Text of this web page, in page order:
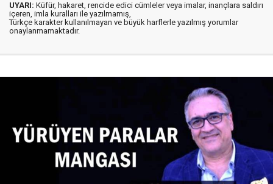
UYARI: Küfür, hakaret, rencide edici cümleler veya imalar, inançlara saldırı
içeren, imla kuralları ile yazılmamış,
Türkçe karakter kullanılmayan ve büyük harflerle yazılmış yorumlar
onaylanmamaktadır.